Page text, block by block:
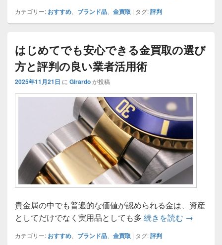
カテゴリー: おすすめ ブランド品 金買取 | タグ:評判
はじめてでも安心できる金買取の選び
方と評判の良い業者活用術
2025年11月21日 に Girardoが投稿
貴金属の中でも普遍的な価値が認められる金は、資産
としてだけでなく実用品としても多 続きを読む はじめて
→
カテゴリー: おすすめ ブランド品 金買取 | タグ:評判